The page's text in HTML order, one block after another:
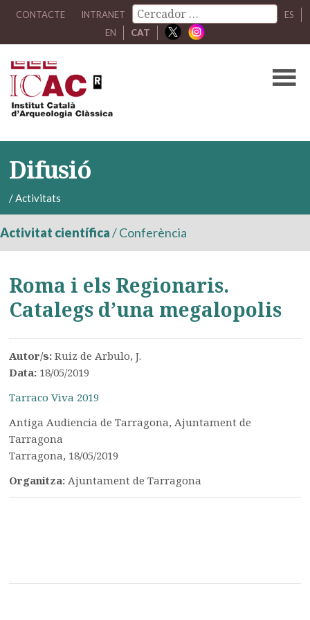
CONTACTE INTRANET
ES
EN
CAT
Difusió
/Activitats
Activitat científica/Conferència
Roma i els Regionaris.
Catalegs d’una megalopolis
Autor/s:Ruiz de Arbulo, J.
Data: 18/05/2019
Tarraco Viva 2019
Antiga Audiencia de Tarragona, Ajuntament de
Tarragona
Tarragona, 18/05/2019
Organitza:Ajuntament de Tarragona